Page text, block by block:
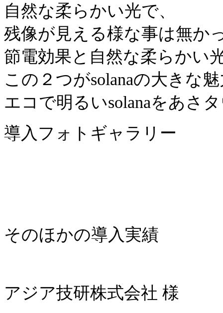
自然な柔らかい光で、
残像が見える様な事は無か
節電効果と自然な柔らかい
この２つがsolanaの大きな
エコで明るいsolanaをあさ
導入フォトギャラリー
そのほかの導入実績
アジア技研株式会社 様